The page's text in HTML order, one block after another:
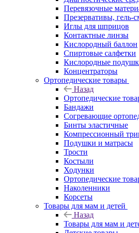
Перевязочные
Презервативы, гель-
Иглы для шприцов
Контактные линзы
Кислородный баллон
Спиртовые салфетки
Кислородные
Концентраторы
Ортопедические товары
Назад
Ортопедические
Бандажи
Согревающие
Бинты эластичные
Компрессионный
Подушки и матрасы
Трости
Костыли
Ходунки
Ортопедические
Наколенники
Корсеты
Товары для мам и детей
Назад
Товары для мам и